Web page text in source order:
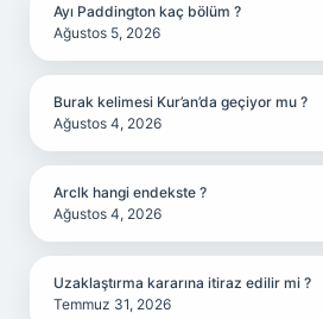
Ayı Paddington kaç bölüm ?
Ağustos 5, 2026
Burak kelimesi Kur’an’da geçiyor mu ?
Ağustos 4, 2026
Arclk hangi endekste ?
Ağustos 4, 2026
Uzaklaştırma kararına itiraz edilir mi ?
Temmuz 31, 2026